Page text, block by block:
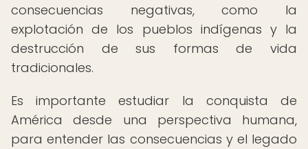
consecuencias negativas, como la
explotación de los pueblos indígenas y la
destrucción de sus formas de vida
tradicionales.
Es importante estudiar la conquista de
América desde una perspectiva humana,
para entender las consecuencias y el legado